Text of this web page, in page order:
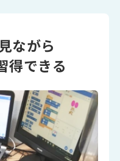
ながら
得できる